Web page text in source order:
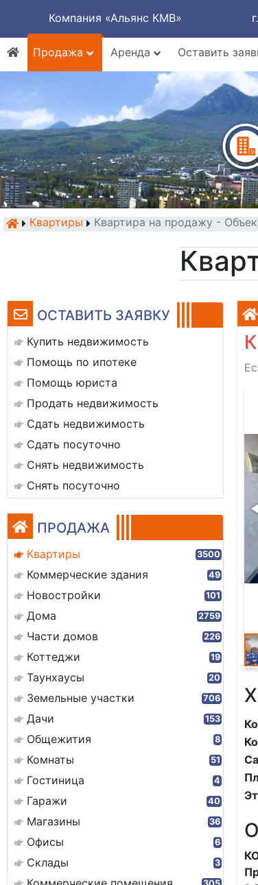
Компания «Альянс КМВ»
Продажа
Аренда Оставить
Квартиры Квартира на продажу -
ОСТАВИТЬ ЗАЯВКУ
Купить недвижимость
Помощь по ипотеке
Помощь юриста
Продать недвижимость
Сдать недвижимость
Сдать посуточно
Снять недвижимость
Снять посуточно
ПРОДАЖА
Квартиры 3500
Коммерческие здания 49
Новостройки 101
Дома 2759
Части домов 226
Коттеджи 19
Таунхаусы 20
Земельные участки 706
Дачи 153
Общежития 8
Комнаты 51
Гостиница 4
Гаражи 40
Магазины 36
Офисы 6
Склады 3